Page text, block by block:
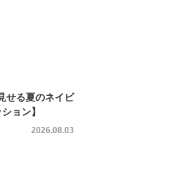
せる夏のネイビ
ョン】
2026.08.03